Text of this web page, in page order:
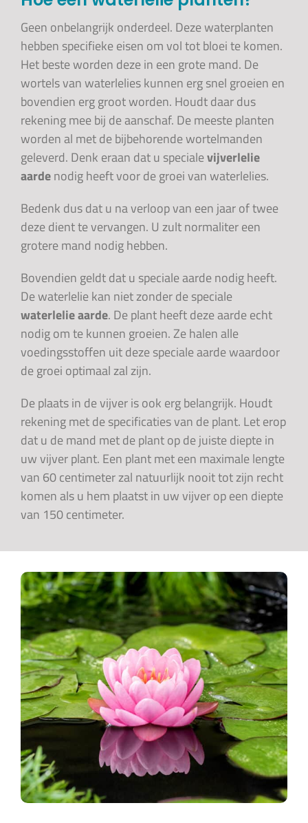
Geen onbelangrijk onderdeel. Deze waterplanten
hebben specifieke eisen om vol tot bloei te komen.
Het beste worden deze in een grote mand. De
wortels van waterlelies kunnen erg snel groeien en
bovendien erg groot worden. Houdt daar dus
rekening mee bij de aanschaf. De meeste planten
worden al met de bijbehorende wortelmanden
geleverd. Denk eraan dat u specialevijverlelie
aardenodig heeft voor de groei van waterlelies.
Bedenk dus dat u na verloop van een jaar of twee
deze dient te vervangen. U zult normaliter een
grotere mand nodig hebben.
Bovendien geldt dat u speciale aarde nodig heeft.
De waterlelie kan niet zonder de speciale
waterlelie aarde. De plant heeft deze aarde echt
nodig om te kunnen groeien. Ze halen alle
voedingsstoffen uit deze speciale aarde waardoor
de groei optimaal zal zijn.
De plaats in de vijver is ook erg belangrijk. Houdt
rekening met de specificaties van de plant. Let erop
dat u de mand met de plant op de juiste diepte in
uw vijver plant. Een plant met een maximale lengte
van 60 centimeter zal natuurlijk nooit tot zijn recht
komen als u hem plaatst in uw vijver op een diepte
van 150 centimeter.